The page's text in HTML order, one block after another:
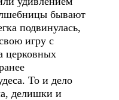
бывают
подвинулась,
игру с
церковных
То и дело
делишки и